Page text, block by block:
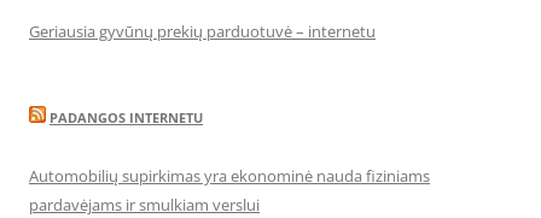
Geriausia gyvūnų prekių parduotuvė – internetu
PADANGOS INTERNETU
Automobilių supirkimas yra ekonominė nauda fiziniams
pardavėjams ir smulkiam verslui